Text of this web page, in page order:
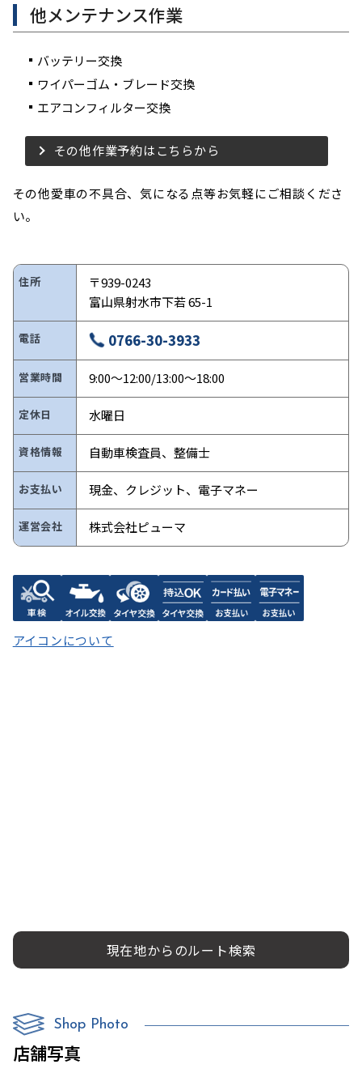
他メンテナンス作業
バッテリー交換
ワイパーゴム・ブレード交換
エアコンフィルター交換
その他作業予約はこちらから
その他愛車の不具合、気になる点等お気軽にご相談くださ
い。
住所
〒939-0243
富山県射水市下若 65-1
電話 0766-30-3933
営業時間 9:00～12:00/13:00～18:00
定休日 水曜日
資格情報 自動車検査員、整備士
お支払い 現金、クレジット、電子マネー
運営会社 株式会社ピューマ
現在地からのルート検索
アイコンについて
Shop Photo
店舗写真